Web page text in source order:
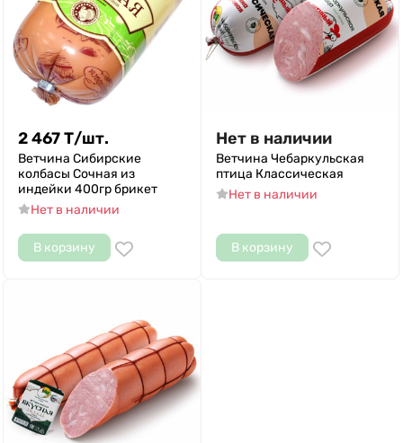
2 467Т/шт.
Ветчина Сибирские
колбасы Сочная из
индейки 400гр брикет
Нет в наличии
В корзину
Нет в наличии
Ветчина Чебаркульская
птица Классическая
Нет в наличии
В корзину